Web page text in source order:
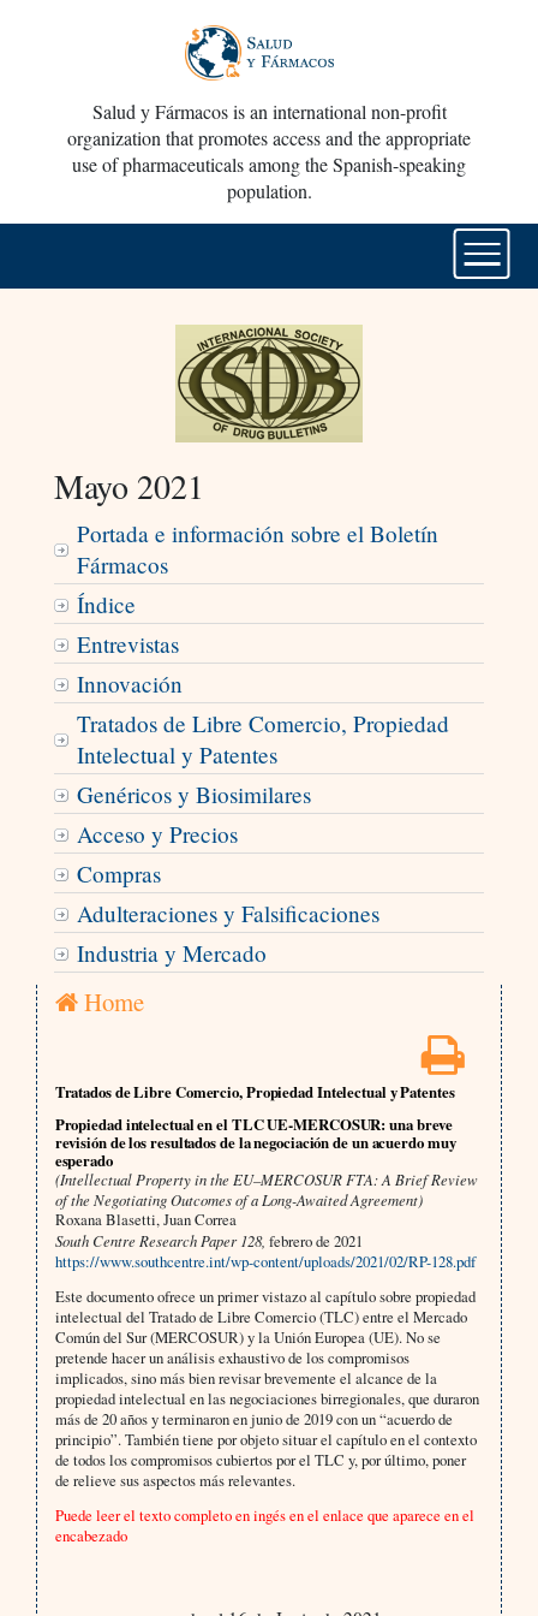
Salud y Fármacos is an international non-profit
organization that promotes access and the appropriate
use of pharmaceuticals among the Spanish-speaking
population.
Mayo 2021
Portada e información sobre el Boletín
Fármacos
Índice
Entrevistas
Innovación
Tratados de Libre Comercio, Propiedad
Intelectual y Patentes
Genéricos y Biosimilares
Acceso y Precios
Compras
Adulteraciones y Falsificaciones
Industria y Mercado
Home
Tratados de Libre Comercio, Propiedad Intelectual y Patentes
Propiedad intelectual en el TLC UE-MERCOSUR: una breve
revisión de los resultados de la negociación de un acuerdo muy
esperado
(Intellectual Property in the EU–MERCOSUR FTA: A Brief Review
of the Negotiating Outcomes of a Long-Awaited Agreement)
Roxana Blasetti, Juan Correa
South Centre Research Paper 128, febrero de 2021
https://www.southcentre.int/wp-content/uploads/2021/02/RP-128.pdf
Este documento ofrece un primer vistazo al capítulo sobre propiedad
intelectual del Tratado de Libre Comercio (TLC) entre el Mercado
Común del Sur (MERCOSUR) y la Unión Europea (UE). No se
pretende hacer un análisis exhaustivo de los compromisos
implicados, sino más bien revisar brevemente el alcance de la
propiedad intelectual en las negociaciones birregionales, que duraron
más de 20 años y terminaron en junio de 2019 con un “acuerdo de
principio”. También tiene por objeto situar el capítulo en el contexto
de todos los compromisos cubiertos por el TLC y, por último, poner
de relieve sus aspectos más relevantes.
Puede leer el texto completo en ingés en el enlace que aparece en el
encabezado